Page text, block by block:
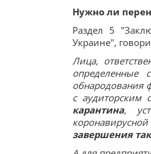
Нужно ли
Раздел 5
Украине",
Лица,
определенные
обнародования
с аудиторским
карантина,
коронавирусной
завершения